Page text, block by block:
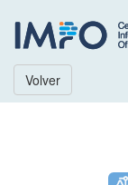
Volver